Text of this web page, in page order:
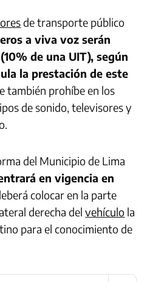
de transporte público
a viva voz serán
de una UIT), según
la prestación de este
también prohíbe en los
de sonido, televisores y
del Municipio de Lima
en vigencia en
colocar en la parte
derecha delvehículo la
para el conocimiento de